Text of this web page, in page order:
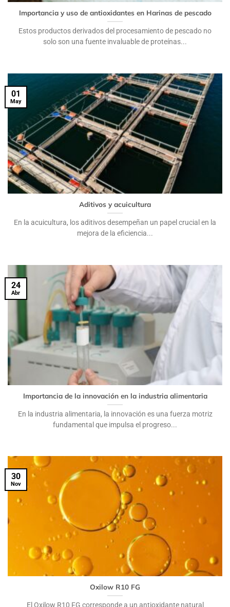
Importancia y uso de antioxidantes en Harinas de pescado
Estos productos derivados del procesamiento de pescado no
solo son una fuente invaluable de proteínas...
Aditivos y acuicultura
En la acuicultura, los aditivos desempeñan un papel crucial en la
mejora de la eficiencia...
01
May
Importancia de la innovación en la industria alimentaria
En la industria alimentaria, la innovación es una fuerza motriz
fundamental que impulsa el progreso...
24
Abr
Oxilow R10 FG
El Oxilow R10 FG corresponde a un antioxidante natural
30
Nov